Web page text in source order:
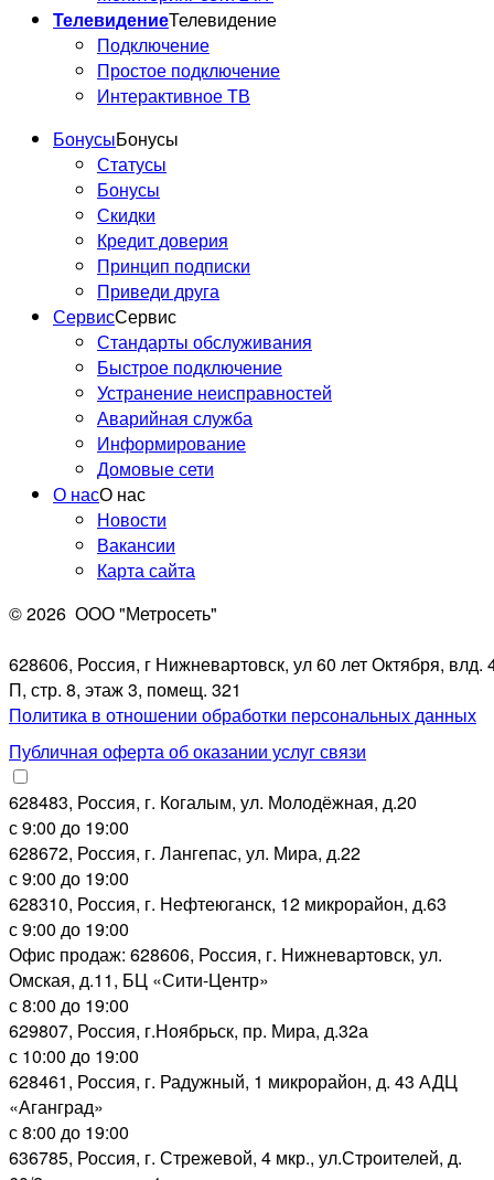
ТелевидениеТелевидение
Подключение
Простое подключение
Интерактивное ТВ
БонусыБонусы
Статусы
Бонусы
Скидки
Кредит доверия
Принцип подписки
Приведи друга
СервисСервис
Стандарты обслуживания
Быстрое подключение
Устранение неисправностей
Аварийная служба
Информирование
Домовые сети
О насО нас
Новости
Вакансии
Карта сайта
© 2026 ООО "Метросеть"
628606, Россия, г Нижневартовск, ул 60 лет Октября, влд.
П, стр. 8, этаж 3, помещ. 321
Политика в отношении обработки персональных данных
Публичная оферта об оказании услуг связи
628483, Россия, г. Когалым, ул. Молодёжная, д.20
с 9:00 до 19:00
628672, Россия, г. Лангепас, ул. Мира, д.22
с 9:00 до 19:00
628310, Россия, г. Нефтеюганск, 12 микрорайон, д.63
с 9:00 до 19:00
Офис продаж: 628606, Россия, г. Нижневартовск, ул.
Омская, д.11, БЦ «Сити-Центр»
с 8:00 до 19:00
629807, Россия, г.Ноябрьск, пр. Мира, д.32а
с 10:00 до 19:00
628461, Россия, г. Радужный, 1 микрорайон, д. 43 АДЦ
«Аганград»
с 8:00 до 19:00
636785, Россия, г. Стрежевой, 4 мкр., ул.Строителей, д.